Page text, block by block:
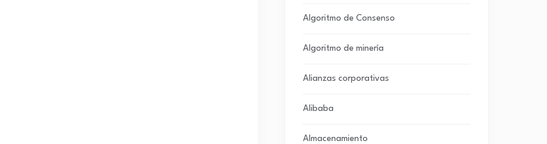
Algoritmo de Consenso
Algoritmo de minería
Alianzas corporativas
Alibaba
Almacenamiento